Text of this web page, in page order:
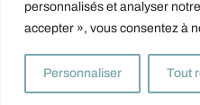
personnalisés et analyser
accepter », vous consentez à
Personnaliser Tout
© 2025 Tous droits